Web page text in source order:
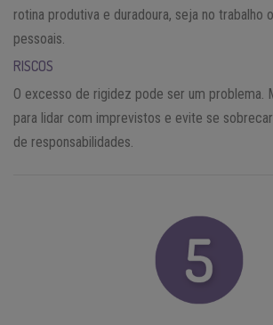
rotina produtiva e duradoura, seja no trabalho
pessoais.
RISCOS
O excesso de rigidez pode ser um problema.
para lidar com imprevistos e evite se
de responsabilidades.